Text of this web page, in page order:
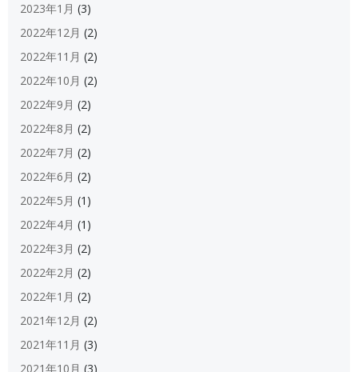
2023年1月 (3)
2022年12月 (2)
2022年11月 (2)
2022年10月 (2)
2022年9月 (2)
2022年8月 (2)
2022年7月 (2)
2022年6月 (2)
2022年5月 (1)
2022年4月 (1)
2022年3月 (2)
2022年2月 (2)
2022年1月 (2)
2021年12月 (2)
2021年11月 (3)
2021年10月 (3)